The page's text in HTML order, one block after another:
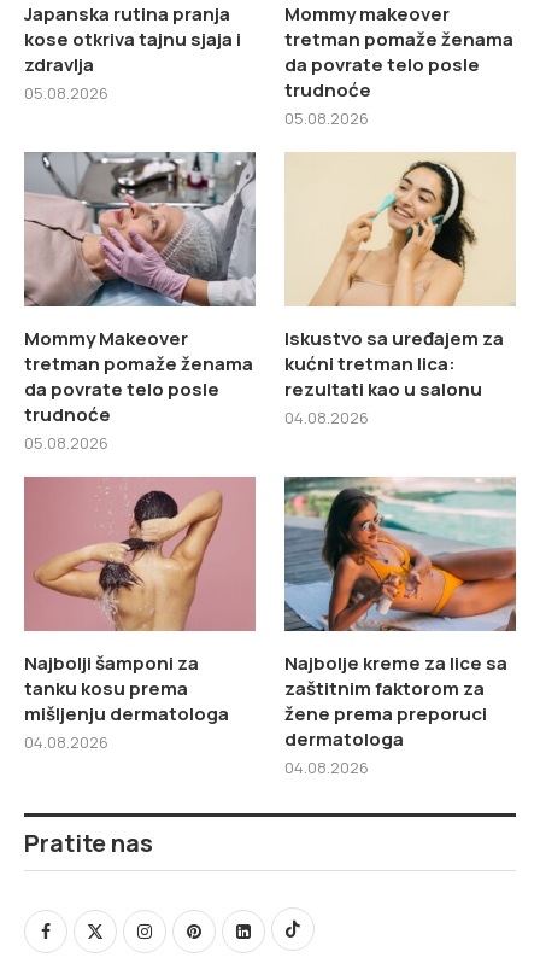
Japanska rutina pranja
kose otkriva tajnu sjaja i
zdravlja
05.08.2026
Mommy makeover
tretman pomaže ženama
da povrate telo posle
trudnoće
05.08.2026
Mommy Makeover
tretman pomaže ženama
da povrate telo posle
trudnoće
05.08.2026
Iskustvo sa uređajem za
kućni tretman lica:
rezultati kao u salonu
04.08.2026
Najbolji šamponi za
tanku kosu prema
mišljenju dermatologa
04.08.2026
Najbolje kreme za lice sa
zaštitnim faktorom za
žene prema preporuci
dermatologa
04.08.2026
Pratite nas